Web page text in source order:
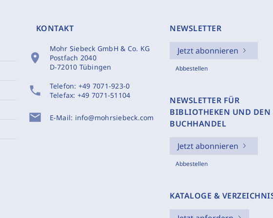
KONTAKT
location_on
Mohr Siebeck GmbH & Co. KG
Postfach 2040
D-72010 Tübingen
phone Telefon: +49 7071-923-0
Telefax: +49 7071-51104
mail E-Mail: info@mohrsiebeck.com
NEWSLETTER
Jetzt abonnieren
Abbestellen
NEWSLETTER FÜR
BIBLIOTHEKEN UND DEN
BUCHHANDEL
Jetzt abonnieren
Abbestellen
KATALOGE &